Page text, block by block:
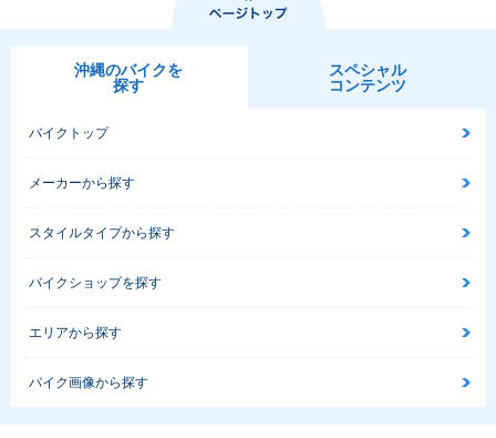
沖縄のバイクを
探す
スペシャル
コンテンツ
バイクトップ
メーカーから探す
スタイルタイプから探す
バイクショップを探す
エリアから探す
バイク画像から探す